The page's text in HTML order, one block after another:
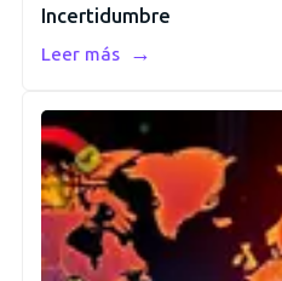
Incertidumbre
Leer más →